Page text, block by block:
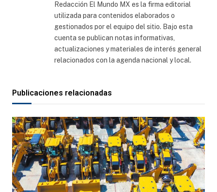
Redacción El Mundo MX es la firma editorial
utilizada para contenidos elaborados o
gestionados por el equipo del sitio. Bajo esta
cuenta se publican notas informativas,
actualizaciones y materiales de interés general
relacionados con la agenda nacional y local.
Publicaciones relacionadas